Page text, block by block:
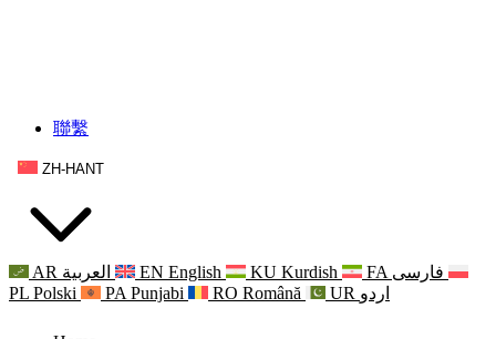
聯繫
ZH-HANT
AR العربية EN English KU Kurdish FA فارسی
PL Polski PA Punjabi RO Română UR اردو